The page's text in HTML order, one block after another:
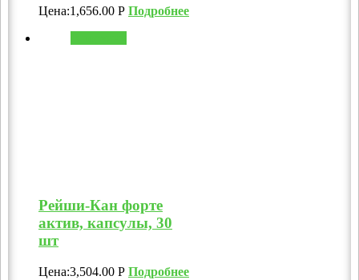
Цена:1,656.00 Р Подробнее
Рейши-Кан форте
актив, капсулы, 30
шт
Цена:3,504.00 Р Подробнее